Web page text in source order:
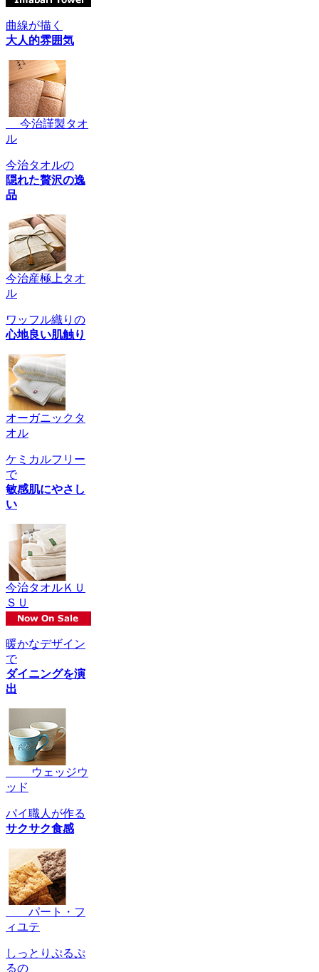
曲線が描く
大人的雰囲気
今治謹製タオ
ル
今治タオルの
隠れた贅沢の逸
品
今治産極上タオ
ル
ワッフル織りの
心地良い肌触り
オーガニックタ
オル
ケミカルフリー
で
敏感肌にやさし
い
今治タオルＫＵ
ＳＵ
暖かなデザイン
で
ダイニングを演
出
ウェッジウ
ッド
パイ職人が作る
サクサク食感
パート・フ
ィユテ
しっとりぷるぷ
るの